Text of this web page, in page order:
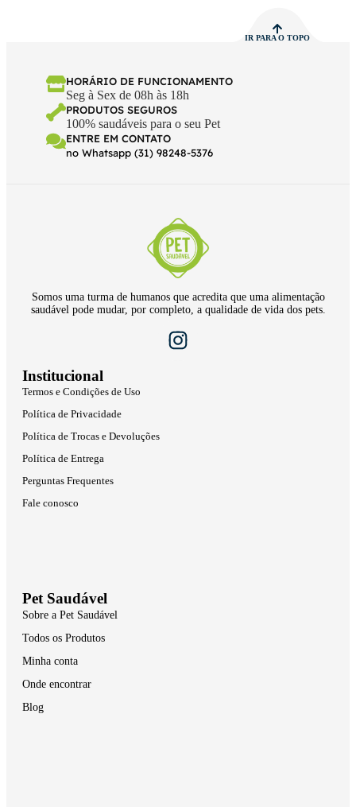
IR PARA O TOPO
HORÁRIO DE FUNCIONAMENTO
Seg à Sex de 08h às 18h
PRODUTOS SEGUROS
100% saudáveis para o seu Pet
ENTRE EM CONTATO
no Whatsapp (31) 98248-5376
Somos uma turma de humanos que acredita que uma alimentação
saudável pode mudar, por completo, a qualidade de vida dos pets.
Institucional
Termos e Condições de Uso
Política de Privacidade
Política de Trocas e Devoluções
Política de Entrega
Perguntas Frequentes
Fale conosco
Pet Saudável
Sobre a Pet Saudável
Todos os Produtos
Minha conta
Onde encontrar
Blog